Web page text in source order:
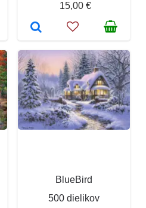
15,00 €
BlueBird
500 dielikov